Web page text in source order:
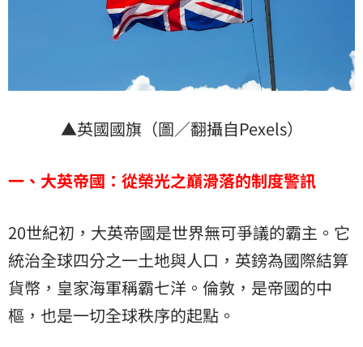
▲英國國旗（圖／翻攝自Pexels）
一、大英帝國：從榮光之巔滑落的制度警訊
20世紀初，大英帝國是世界無可爭議的霸主。它
統治全球四分之一土地與人口，英鎊為國際結算
貨幣，皇家海軍稱霸七洋。倫敦，是帝國的中
樞，也是一切全球秩序的起點。